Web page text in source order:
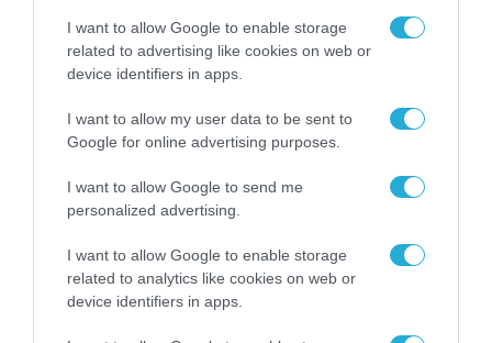
I want to allow Google to enable storage
related to advertising like cookies on web or
device identifiers in apps.
I want to allow my user data to be sent to
Google for online advertising purposes.
I want to allow Google to send me
personalized advertising.
I want to allow Google to enable storage
related to analytics like cookies on web or
device identifiers in apps.
ΡΟΗ ΕΙΔΗΣΕΩΝ
Το χρηματοδοτούμενο
από την ΕΕ έργο “The
Gaming Police”
ενισχύει την ασφάλεια
των παιδιών στο